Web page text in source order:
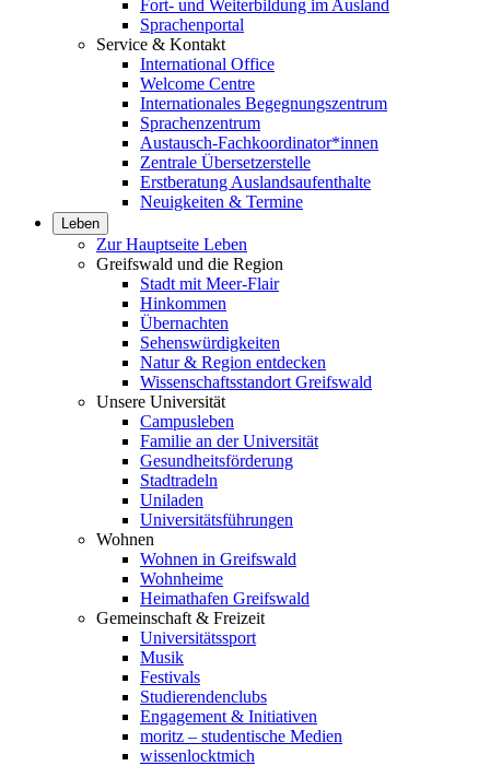
Fort- und Weiterbildung im Ausland
Sprachenportal
Service & Kontakt
International Office
Welcome Centre
Internationales Begegnungszentrum
Sprachenzentrum
Austausch-Fachkoordinator*innen
Zentrale Übersetzerstelle
Erstberatung Auslandsaufenthalte
Neuigkeiten & Termine
Leben
Zur Hauptseite Leben
Greifswald und die Region
Stadt mit Meer-Flair
Hinkommen
Übernachten
Sehenswürdigkeiten
Natur & Region entdecken
Wissenschaftsstandort Greifswald
Unsere Universität
Campusleben
Familie an der Universität
Gesundheitsförderung
Stadtradeln
Uniladen
Universitätsführungen
Wohnen
Wohnen in Greifswald
Wohnheime
Heimathafen Greifswald
Gemeinschaft & Freizeit
Universitätssport
Musik
Festivals
Studierendenclubs
Engagement & Initiativen
moritz – studentische Medien
wissenlocktmich